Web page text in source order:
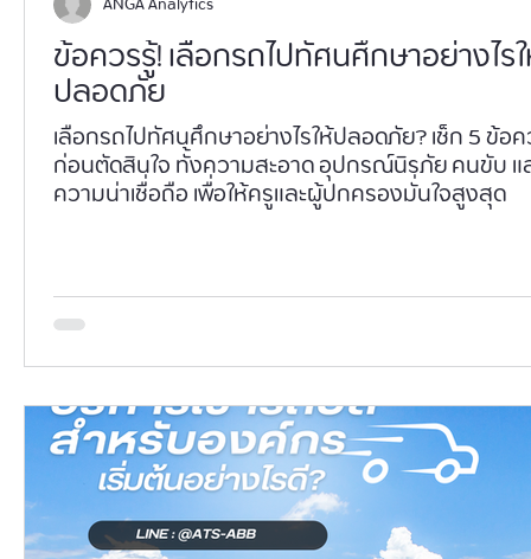
ข้อควรรู้! เลือกรถไปทัศนศึกษาอย่างไร
ปลอดภัย
เลือกรถไปทัศนศึกษาอย่างไรให้ปลอดภัย? เช็ก 5 ข้อ
ก่อนตัดสินใจ ทั้งความสะอาด อุปกรณ์นิรภัย คนขับ แ
ความน่าเชื่อถือ เพื่อให้ครูและผู้ปกครองมั่นใจสูงสุด